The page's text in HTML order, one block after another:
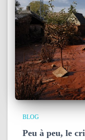
BLOG
Peu à peu, le